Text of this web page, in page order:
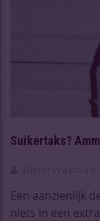
Suikertaks?
Een aanzienlijk
niets in een